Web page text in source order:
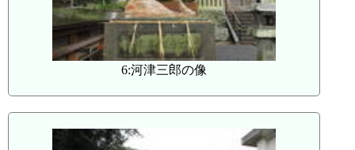
6:河津三郎の像